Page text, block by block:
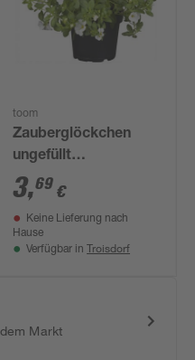
toom
Zauberglöckchen
ungefüllt
verschiedene Farben
12 cm Topf
3,69 €
Keine Lieferung nach
Hause
Verfügbar in Troisdorf
Markt